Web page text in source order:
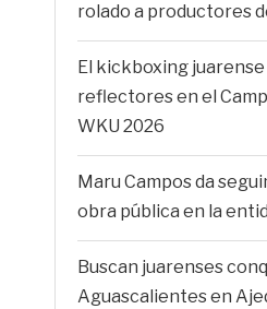
rolado a productores
El kickboxing
reflectores en el
WKU 2026
Maru Campos da
obra pública en la
Buscan juarenses
Aguascalientes en